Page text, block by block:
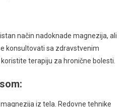
način nadoknade magnezija, ali
konsultovati sa zdravstvenim
terapiju za hronične bolesti.
iz tela. Redovne tehnike